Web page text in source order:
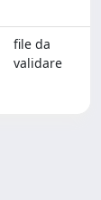
file da
validare